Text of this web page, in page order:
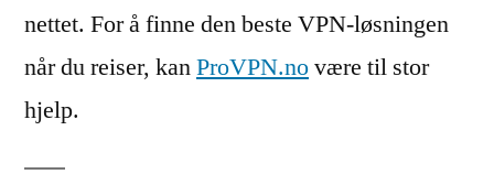
nettet. For å finne den beste VPN-løsningen
når du reiser, kanProVPN.novære til stor
hjelp.